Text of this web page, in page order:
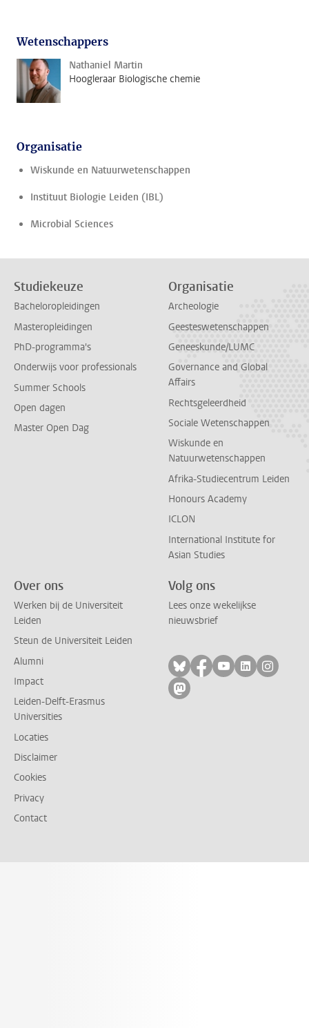
Wetenschappers
Nathaniel Martin
Hoogleraar Biologische chemie
Organisatie
Wiskunde en Natuurwetenschappen
Instituut Biologie Leiden (IBL)
Microbial Sciences
Studiekeuze
Bacheloropleidingen
Masteropleidingen
PhD-programma's
Onderwijs voor professionals
Summer Schools
Open dagen
Master Open Dag
Organisatie
Archeologie
Geesteswetenschappen
Geneeskunde/LUMC
Governance and Global
Affairs
Rechtsgeleerdheid
Sociale Wetenschappen
Wiskunde en
Natuurwetenschappen
Afrika-Studiecentrum Leiden
Honours Academy
ICLON
International Institute for
Asian Studies
Over ons
Werken bij de Universiteit
Leiden
Steun de Universiteit Leiden
Alumni
Impact
Leiden-Delft-Erasmus
Universities
Locaties
Disclaimer
Cookies
Privacy
Contact
Volg ons
Lees onze wekelijkse
nieuwsbrief
Volg ons op bluesky
Volg ons op
Volg ons op
Volg ons
Volg
Volg ons op mastodon